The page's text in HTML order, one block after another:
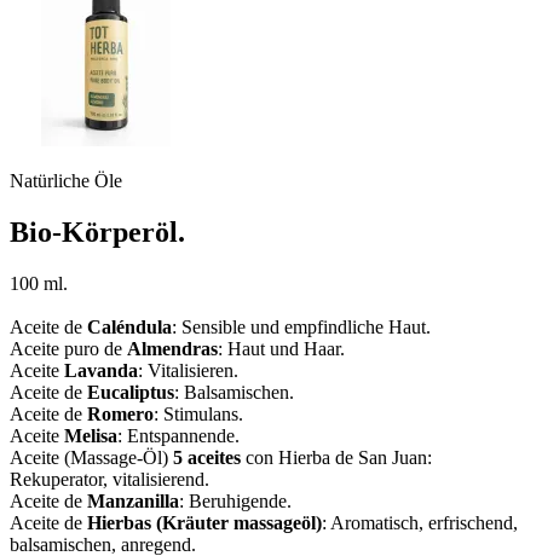
Natürliche Öle
Bio-Körperöl.
100 ml.
Aceite de Caléndula: Sensible und empfindliche Haut.
Aceite puro de Almendras: Haut und Haar.
Aceite Lavanda: Vitalisieren.
Aceite de Eucaliptus: Balsamischen.
Aceite de Romero: Stimulans.
Aceite Melisa: Entspannende.
Aceite (Massage-Öl) 5 aceites con Hierba de San Juan:
Rekuperator, vitalisierend.
Aceite de Manzanilla: Beruhigende.
Aceite de Hierbas (Kräuter massageöl): Aromatisch, erfrischend,
balsamischen, anregend.